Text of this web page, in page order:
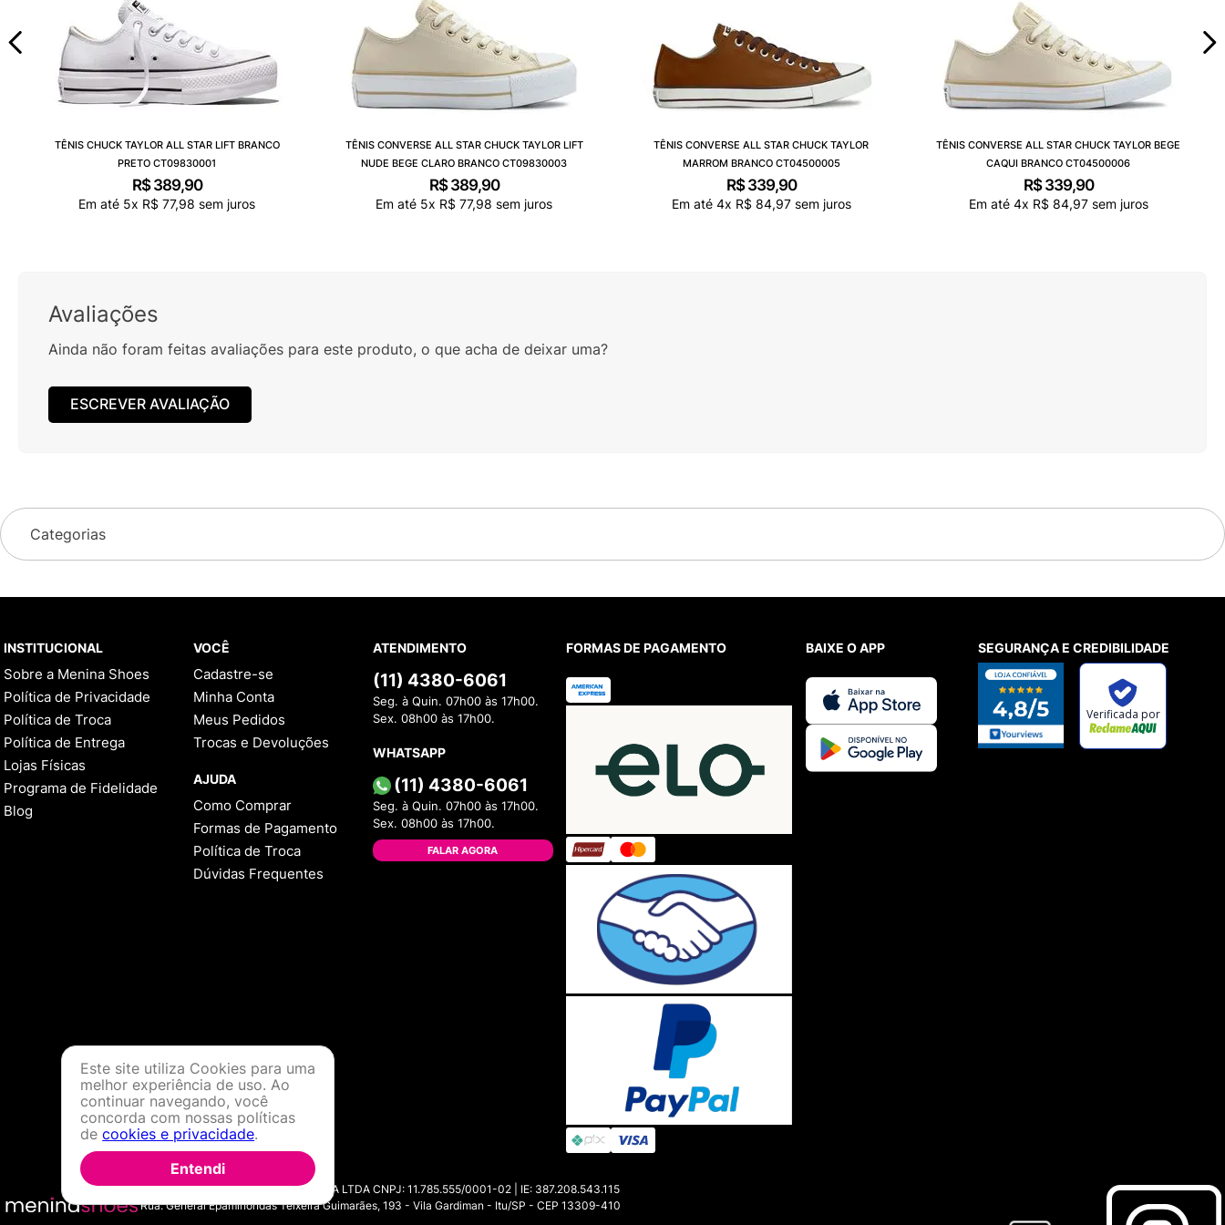
TÊNIS CHUCK TAYLOR ALL STAR LIFT BRANCO
PRETO CT09830001
R$ 389,90
Em até 5x R$ 77,98 sem juros
TÊNIS CONVERSE ALL STAR CHUCK TAYLOR LIFT
NUDE BEGE CLARO BRANCO CT09830003
R$ 389,90
Em até 5x R$ 77,98 sem juros
TÊNIS CONVERSE ALL STAR CHUCK TAYLOR
MARROM BRANCO CT04500005
R$ 339,90
Em até 4x R$ 84,97sem juros
TÊNIS CONVERSE ALL STAR CHUCK TAYLOR BEGE
CAQUI BRANCO CT04500006
R$ 339,90
Em até 4x R$ 84,97sem juros
Avaliações
Ainda não foram feitas avaliações para este produto, o que acha de deixar uma?
ESCREVER AVALIAÇÃO
Categorias
INSTITUCIONAL
Sobre a Menina Shoes
Política de Privacidade
Política de Troca
Política de Entrega
Lojas Físicas
Programa de Fidelidade
Blog
VOCÊ
Cadastre-se
Minha Conta
Meus Pedidos
Trocas e Devoluções
AJUDA
Como Comprar
Formas de Pagamento
Política de Troca
Dúvidas Frequentes
ATENDIMENTO
(11) 4380-6061
Seg. à Quin. 07h00 às 17h00.
Sex. 08h00 às 17h00.
WHATSAPP
(11) 4380-6061
Seg. à Quin. 07h00 às 17h00.
Sex. 08h00 às 17h00.
FALAR AGORA
FORMAS DE PAGAMENTO BAIXE O APP SEGURANÇA E CREDIBILIDADE
MENINA SHOES COMERCIO DE MODA LTDA CNPJ: 11.785.555/0001-02 | IE: 387.208.543.115
Rua: General Epaminondas Teixeira Guimarães, 193 - Vila Gardiman - Itu/SP - CEP 13309-410
Este site utiliza Cookies para uma
melhor experiência de uso. Ao
continuar navegando, você
concorda com nossas políticas
decookies e privacidade.
Entendi